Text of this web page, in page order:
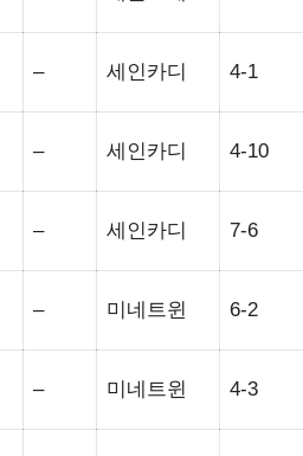
– 세인카디 4-1
– 세인카디 4-10
– 세인카디 7-6
– 미네트윈 6-2
– 미네트윈 4-3